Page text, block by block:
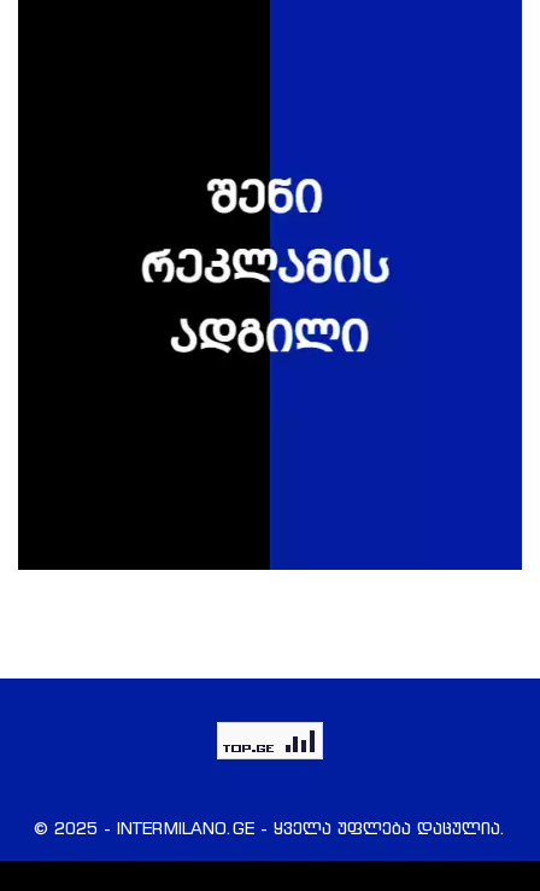
© 2025 - INTERMILANO.GE - ყველა უფლება დაცულია.